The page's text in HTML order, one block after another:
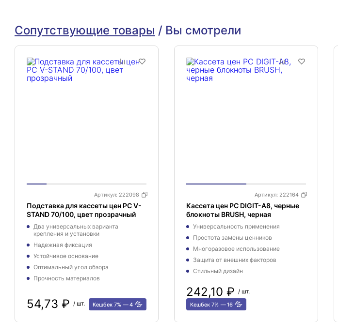
Сопутствующие товары / Вы смотрели
Артикул: 222098
Подставка для кассеты цен PC V-
STAND 70/100, цвет прозрачный
Два универсальных варианта
крепления и установки
Надежная фиксация
Устойчивое основание
Оптимальный угол обзора
Прочность материалов
54,73 ₽ / шт. Кешбек 7% 4
Артикул: 222164
Кассета цен PC DIGIT-A8, черные
блокноты BRUSH, черная
Универсальность применения
Простота замены ценников
Многоразовое использование
Защита от внешних факторов
Стильный дизайн
242,10 ₽ / шт.
Кешбек 7% 16